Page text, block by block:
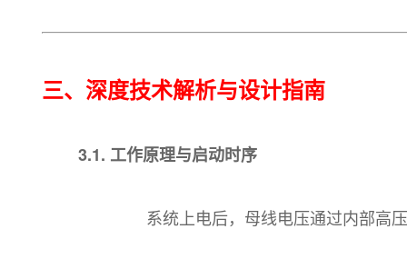
三、深度技术解析与设计指南
3.1. 工作原理与启动时序
系统上电后，母线电压通过内部高